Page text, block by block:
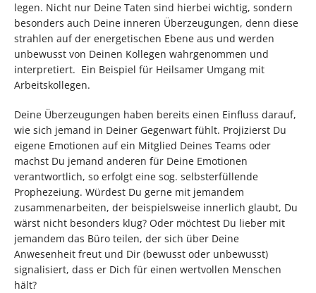
legen. Nicht nur Deine Taten sind hierbei wichtig, sondern
besonders auch Deine inneren Überzeugungen, denn diese
strahlen auf der energetischen Ebene aus und werden
unbewusst von Deinen Kollegen wahrgenommen und
interpretiert. Ein Beispiel für Heilsamer Umgang mit
Arbeitskollegen.
Deine Überzeugungen haben bereits einen Einfluss darauf,
wie sich jemand in Deiner Gegenwart fühlt. Projizierst Du
eigene Emotionen auf ein Mitglied Deines Teams oder
machst Du jemand anderen für Deine Emotionen
verantwortlich, so erfolgt eine sog. selbsterfüllende
Prophezeiung. Würdest Du gerne mit jemandem
zusammenarbeiten, der beispielsweise innerlich glaubt, Du
wärst nicht besonders klug? Oder möchtest Du lieber mit
jemandem das Büro teilen, der sich über Deine
Anwesenheit freut und Dir (bewusst oder unbewusst)
signalisiert, dass er Dich für einen wertvollen Menschen
hält?